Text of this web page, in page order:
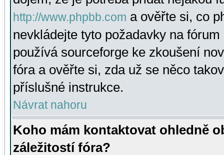
http://www.phpbb.com a ověřte si, co
nevkládejte tyto požadavky na
používá sourceforge ke zkoušení
fóra a ověřte si, zda už se něco
příslušné instrukce.
Návrat nahoru
Koho mám kontaktovat ohledně
záležitostí fóra?